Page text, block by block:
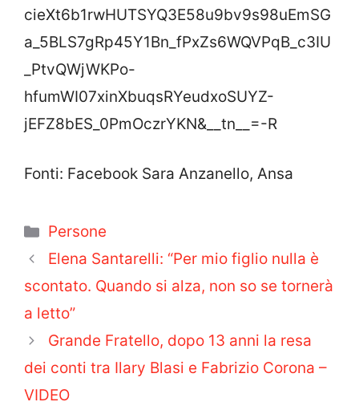
cieXt6b1rwHUTSYQ3E58u9bv9s98uEmSG
a_5BLS7gRp45Y1Bn_fPxZs6WQVPqB_c3IU
_PtvQWjWKPo-
hfumWI07xinXbuqsRYeudxoSUYZ-
jEFZ8bES_0PmOczrYKN&__tn__=-R
Fonti: Facebook Sara Anzanello, Ansa
Categorie
Persone
Elena Santarelli: “Per mio figlio nulla è
scontato. Quando si alza, non so se tornerà
a letto”
Grande Fratello, dopo 13 anni la resa
dei conti tra Ilary Blasi e Fabrizio Corona –
VIDEO